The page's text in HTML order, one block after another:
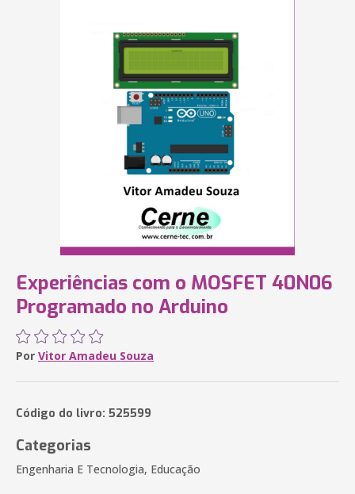
Experiências com o MOSFET 40N06
Programado no Arduino
Por Vitor Amadeu Souza
Código do livro: 525599
Categorias
Engenharia E Tecnologia, Educação